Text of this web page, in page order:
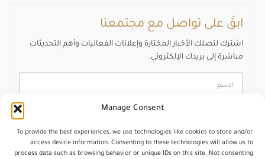
Manage Consent
To provide the best experiences, we use technologies like cookies to store and/or
access device information. Consenting to these technologies will allow us to
process data such as browsing behavior or unique IDs on this site. Not consenting
ابقَ على تواصل مع مجتمعنا
اشترك لتصلك الأخبار المختارة وإعلانات الفعاليات وأهم التحديثات
مباشرة إلى بريدك الإلكتروني.
اشترك